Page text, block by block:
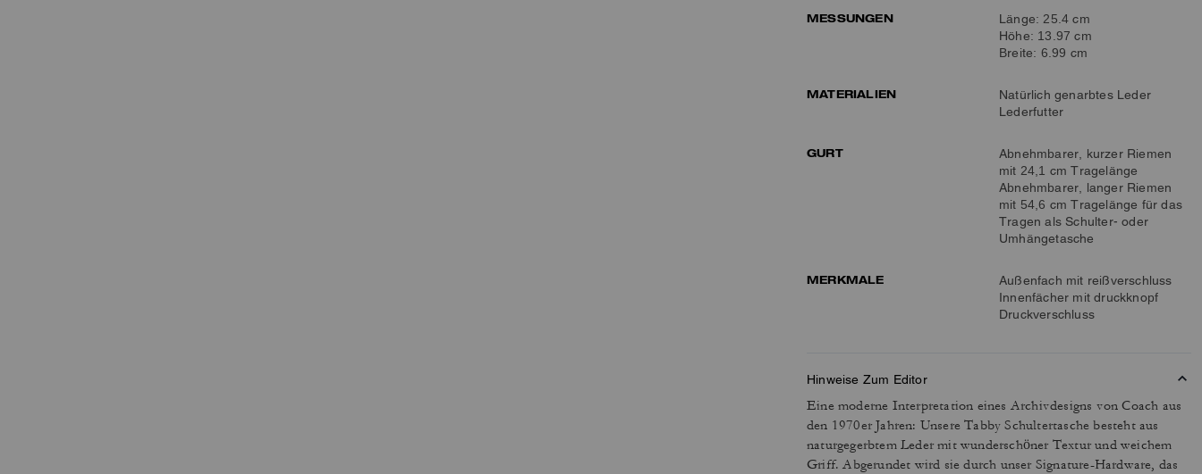
MESSUNGEN
Länge: 25.4 cm
Höhe: 13.97 cm
Breite: 6.99 cm
MATERIALIEN
Natürlich genarbtes Leder
Lederfutter
GURT
Abnehmbarer, kurzer Riemen
mit 24,1 cm Tragelänge
Abnehmbarer, langer Riemen
mit 54,6 cm Tragelänge für das
Tragen als Schulter- oder
Umhängetasche
MERKMALE
Außenfach mit reißverschluss
Innenfächer mit druckknopf
Druckverschluss
Hinweise Zum Editor
Eine moderne Interpretation eines Archivdesigns von Coach aus
den 1970er Jahren: Unsere Tabby Schultertasche besteht aus
naturgegerbtem Leder mit wunderschöner Textur und weichem
Griff. Abgerundet wird sie durch unser Signature-Hardware, das